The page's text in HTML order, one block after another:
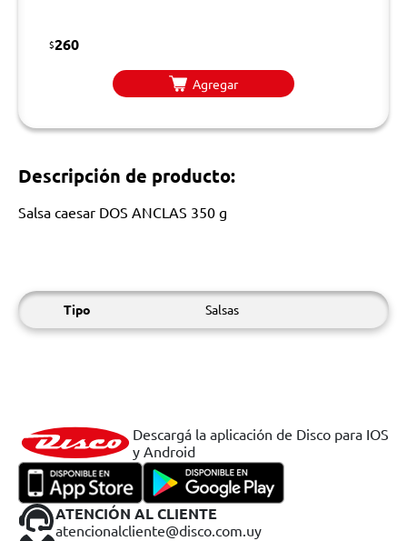
$260
Agregar
Descripción de producto:
Salsa caesar DOS ANCLAS 350 g
Tipo Salsas
Descargá la aplicación de Disco para IOS
y Android
ATENCIÓN AL CLIENTE
atencionalcliente@disco.com.uy